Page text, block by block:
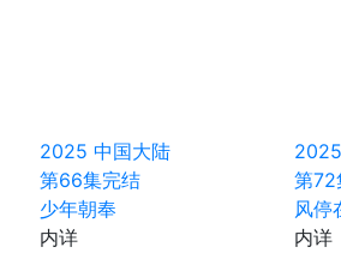
2025 中国大陆
第66集完结
少年朝奉
内详
2025
第72
风停
内详